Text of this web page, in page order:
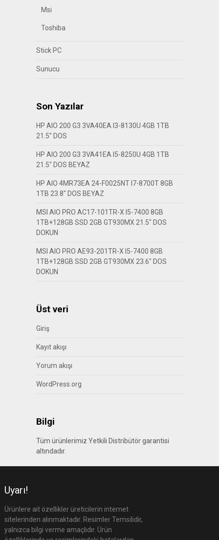
Msi
Toshiba
Stick PC
Sunucu
Son Yazılar
HP AIO 200 G3 3VA40EA I3-8130U 4GB 1TB
21.5″ DOS
HP AIO 200 G3 3VA41EA I5-8250U 4GB 1TB
21.5″ DOS BEYAZ
HP AIO 4MR73EA 24-F0025NT I7-8700T 8GB
1TB 23.8″ DOS BEYAZ
MSI AIO PRO AC17-101TR-X I5-7400 8GB
1TB+128GB SSD 2GB GT930MX 21.5″ DOS
DOKUN
MSI AIO PRO AE93-201TR-X I5-7400 8GB
1TB+128GB SSD 2GB GT930MX 23.6″ DOS
DOKUN
Üst veri
Giriş
Kayıt akışı
Yorum akışı
WordPress.org
Bilgi
Tüm ürünlerimiz Yetkili Distribütör garantisi
altındadır.
Uyarı!
Ürünlere ait özellikler üreticilerin internet
sitelerinden alınmaktadır. Resimler Temsilidir,
yalnızca bilgi verme amaçlıdır. Ürün